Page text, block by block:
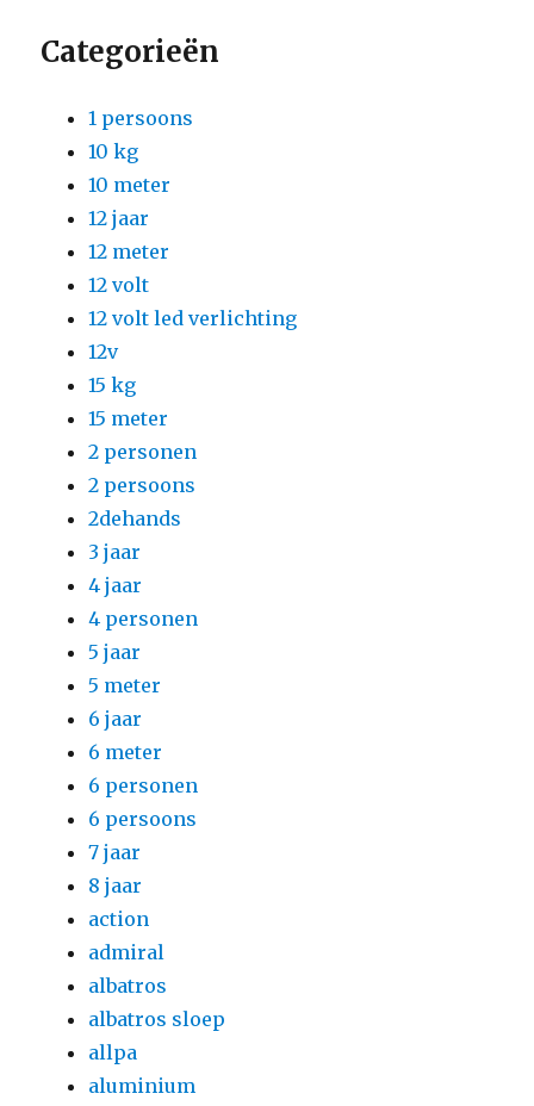
Categorieën
1 persoons
10 kg
10 meter
12 jaar
12 meter
12 volt
12 volt led verlichting
12v
15 kg
15 meter
2 personen
2 persoons
2dehands
3 jaar
4 jaar
4 personen
5 jaar
5 meter
6 jaar
6 meter
6 personen
6 persoons
7 jaar
8 jaar
action
admiral
albatros
albatros sloep
allpa
aluminium